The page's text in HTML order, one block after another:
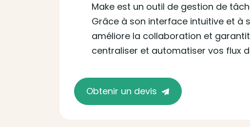
Make est un outil de gestion de
Grâce à son interface intuitive et à
améliore la collaboration et
centraliser et automatiser vos flux
Obtenir un devis